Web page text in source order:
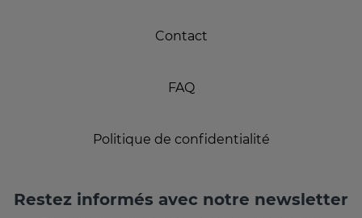
Contact
FAQ
Politique de confidentialité
Restez informés avec notre newsletter